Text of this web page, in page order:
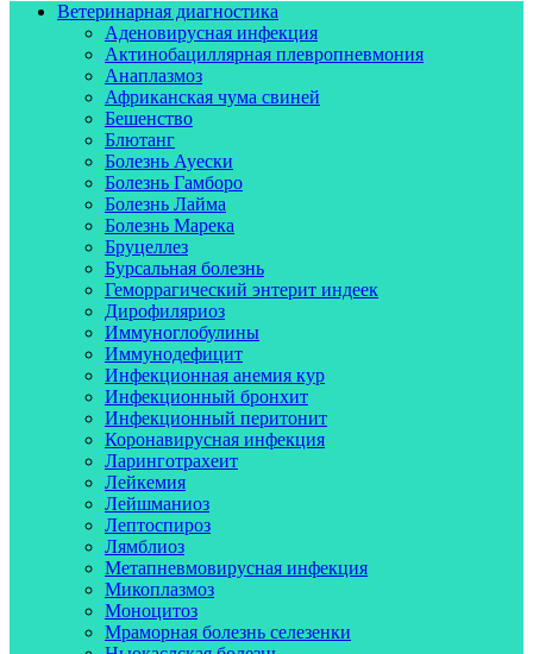
Ветеринарная диагностика
Аденовирусная инфекция
Актинобациллярная плевропневмония
Анаплазмоз
Африканская чума свиней
Бешенство
Блютанг
Болезнь Ауески
Болезнь Гамборо
Болезнь Лайма
Болезнь Марека
Бруцеллез
Бурсальная болезнь
Геморрагический энтерит индеек
Дирофиляриоз
Иммуноглобулины
Иммунодефицит
Инфекционная анемия кур
Инфекционный бронхит
Инфекционный перитонит
Коронавирусная инфекция
Ларинготрахеит
Лейкемия
Лейшманиоз
Лептоспироз
Лямблиоз
Метапневмовирусная инфекция
Микоплазмоз
Моноцитоз
Мраморная болезнь селезенки